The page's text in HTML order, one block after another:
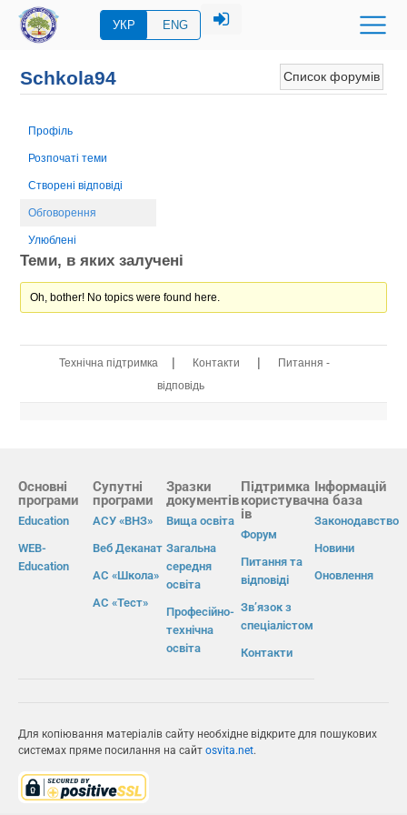
УКР ENG
Список форумів
Schkola94
Профіль
Розпочаті теми
Створені відповіді
Обговорення
Улюблені
Теми, в яких залучені
Oh, bother! No topics were found here.
Технічна підтримка | Контакти |
Питання -
відповідь
Основні
програми
Education
WEB-
Education
Супутні
програми
АСУ «ВНЗ»
Веб Деканат
АС «Школа»
АС «Тест»
Зразки
документів
Вища освіта
Загальна
середня
освіта
Професійно-
технічна
освіта
Підтримка
користувач
ів
Форум
Питання та
відповіді
Зв’язок з
спеціалістом
Контакти
Інформацій
на база
Законодавство
Новини
Оновлення
Для копіювання матеріалів сайту необхідне відкрите для пошукових
системах пряме посилання на сайт osvita.net.